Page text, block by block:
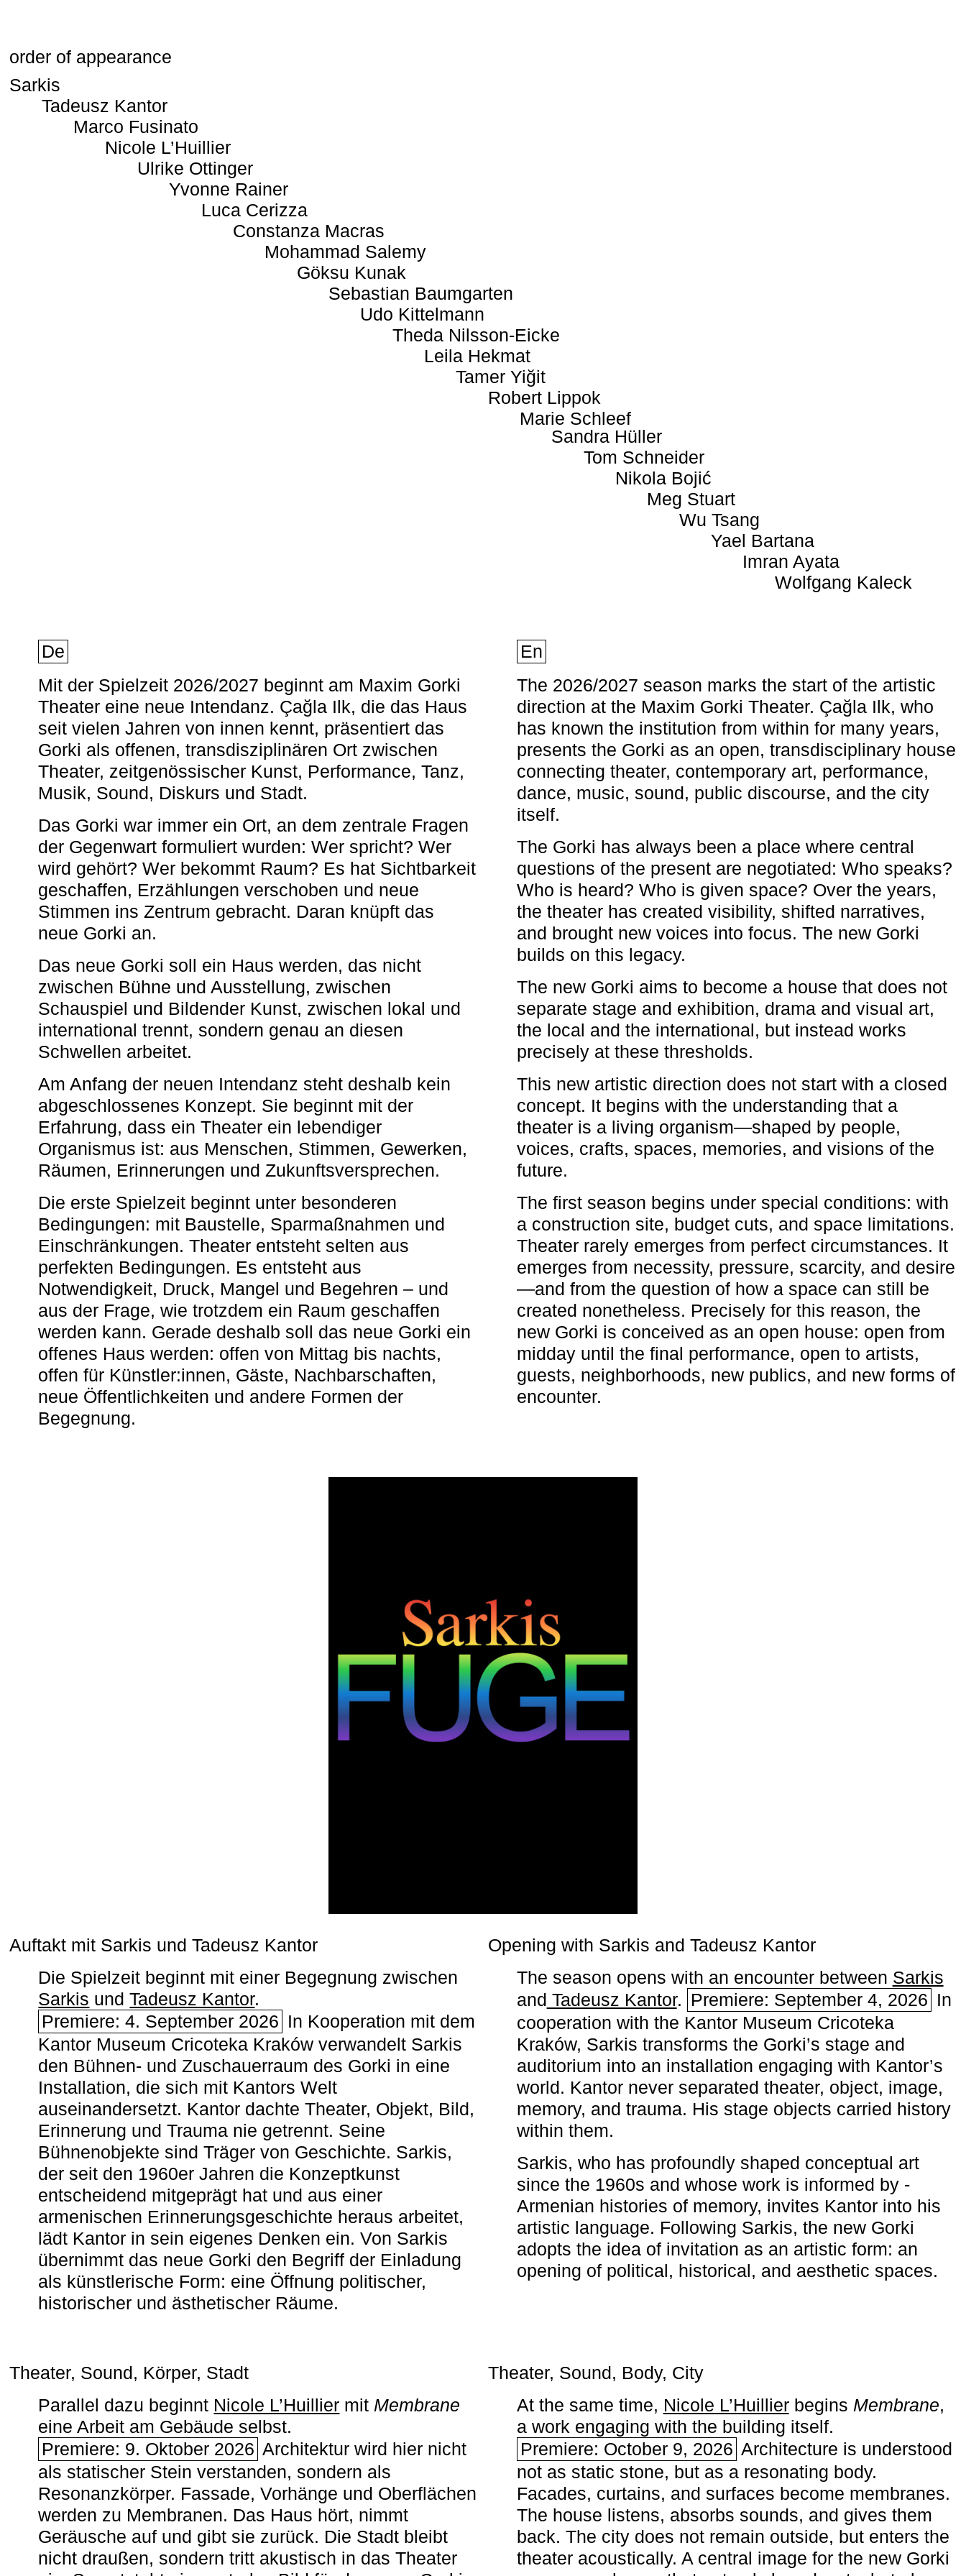
order of appearance
Sarkis
Tadeusz Kantor
Marco Fusinato
Nicole L’Huillier
Ulrike Ottinger
Yvonne Rainer
Luca Cerizza
Constanza Macras
Mohammad Salemy
Göksu Kunak
Sebastian Baumgarten
Udo Kittelmann
Theda Nilsson-Eicke
Leila Hekmat
Tamer Yiğit
Robert Lippok
Marie Schleef
Sandra Hüller
Tom Schneider
Nikola Bojić
Meg Stuart
Wu Tsang
Yael Bartana
Imran Ayata
Wolfgang Kaleck
De
Mit der Spielzeit 2026/2027 beginnt am Maxim Gorki
Theater eine neue Intendanz. Çağla Ilk, die das Haus
seit vielen Jahren von innen kennt, präsentiert das
Gorki als offenen, transdisziplinären Ort zwischen
Theater, zeitgenössischer Kunst, Performance, Tanz,
Musik, Sound, Diskurs und Stadt.
Das Gorki war immer ein Ort, an dem zentrale Fragen
der Gegenwart formuliert wurden: Wer spricht? Wer
wird gehört? Wer bekommt Raum? Es hat Sichtbarkeit
geschaffen, Erzählungen verschoben und neue
Stimmen ins Zentrum gebracht. Daran knüpft das
neue Gorki an.
Das neue Gorki soll ein Haus werden, das nicht
zwischen Bühne und Ausstellung, zwischen
Schauspiel und Bildender Kunst, zwischen lokal und
international trennt, sondern genau an diesen
Schwellen arbeitet.
Am Anfang der neuen Intendanz steht deshalb kein
abgeschlossenes Konzept. Sie beginnt mit der
Erfahrung, dass ein Theater ein lebendiger
Organismus ist: aus Menschen, Stimmen, Gewerken,
Räumen, Erinnerungen und Zukunftsversprechen.
Die erste Spielzeit beginnt unter besonderen
Bedingungen: mit Baustelle, Sparmaßnahmen und
Einschränkungen. Theater entsteht selten aus
perfekten Bedingungen. Es entsteht aus
Notwendigkeit, Druck, Mangel und Begehren – und
aus der Frage, wie trotzdem ein Raum geschaffen
werden kann. Gerade deshalb soll das neue Gorki ein
offenes Haus werden: offen von Mittag bis nachts,
offen für Künstler:innen, Gäste, Nachbarschaften,
neue Öffentlichkeiten und andere Formen der
Begegnung.
En
The 2026/2027 season marks the start of the artistic
direction at the Maxim Gorki Theater. Çağla Ilk, who
has known the institution from within for many years,
presents the Gorki as an open, transdisciplinary house
connecting theater, contemporary art, performance,
dance, music, sound, public discourse, and the city
itself.
The Gorki has always been a place where central
questions of the present are negotiated: Who speaks?
Who is heard? Who is given space? Over the years,
the theater has created visibility, shifted narratives,
and brought new voices into focus. The new Gorki
builds on this legacy.
The new Gorki aims to become a house that does not
separate stage and exhibition, drama and visual art,
the local and the international, but instead works
precisely at these thresholds.
This new artistic direction does not start with a closed
concept. It begins with the understanding that a
theater is a living organism—shaped by people,
voices, crafts, spaces, memories, and visions of the
future.
The first season begins under special conditions: with
a construction site, budget cuts, and space limitations.
Theater rarely emerges from perfect circumstances. It
emerges from necessity, pressure, scarcity, and desire
—and from the question of how a space can still be
created nonetheless. Precisely for this reason, the
new Gorki is conceived as an open house: open from
midday until the final performance, open to artists,
guests, neighborhoods, new publics, and new forms of
encounter.
Auftakt mit Sarkis und Tadeusz Kantor
Die Spielzeit beginnt mit einer Begegnung zwischen
Sarkis undTadeusz Kantor.
Premiere: 4. September 2026 In Kooperation mit dem
Kantor Museum Cricoteka Kraków verwandelt Sarkis
den Bühnen- und Zuschauerraum des Gorki in eine
Installation, die sich mit Kantors Welt
auseinandersetzt. Kantor dachte Theater, Objekt, Bild,
Erinnerung und Trauma nie getrennt. Seine
Bühnenobjekte sind Träger von Geschichte. Sarkis,
der seit den 1960er Jahren die Konzeptkunst
entscheidend mitgeprägt hat und aus einer
armenischen ­Erinnerungsgeschichte heraus arbeitet,
lädt Kantor in sein eigenes Denken ein. Von Sarkis
übernimmt das neue Gorki den Begriff der Einladung
als künstlerische Form: eine Öffnung politischer,
historischer und ästhetischer Räume.
Opening with Sarkis and Tadeusz Kantor
The season opens with an encounter between Sarkis
and Tadeusz Kantor. Premiere: September 4, 2026 In
cooperation with the ­Kantor Museum Cricoteka
Kraków, Sarkis transforms the Gorki’s stage and
auditorium into an installation engaging with Kantor’s
world. Kantor never separated theater, object, image,
memory, and trauma. His stage objects carried history
within them.
Sarkis, who has profoundly shaped conceptual art
since the 1960s and whose work is informed by ­
Armenian histories of memory, invites Kantor into his
artistic language. Following Sarkis, the new Gorki
adopts the idea of invitation as an artistic form: an
opening of political, historical, and aesthetic spaces.
Theater, Sound, Körper, Stadt
Parallel dazu beginnt Nicole L’Huillier mit ­ Membrane
eine Arbeit am Gebäude selbst.
Premiere: 9. Oktober 2026 Architektur wird hier nicht
als statischer Stein verstanden, sondern als
Resonanzkörper. Fassade, Vorhänge und Oberflächen
werden zu Membranen. Das Haus hört, nimmt
Geräusche auf und gibt sie zurück. Die Stadt bleibt
nicht draußen, sondern tritt akustisch in das Theater
Theater, Sound, Body, City
At the same time, Nicole L’Huillierbegins ­ Membrane,
a work engaging with the building itself.
Premiere: October 9, 2026 Architecture is understood
not as static stone, but as a resonating body.
Facades, curtains, and surfaces become membranes.
The house listens, absorbs sounds, and gives them
back. The city does not remain outside, but enters the
theater acoustically. A central image for the new Gorki